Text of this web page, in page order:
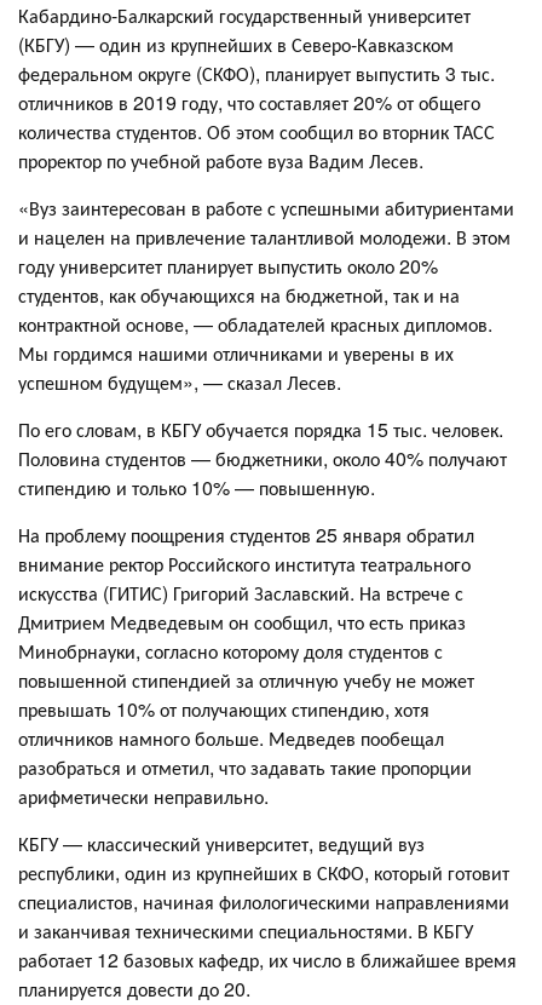
Кабардино-Балкарский государственный университет
(КБГУ) — один из крупнейших в Северо-Кавказском
федеральном округе (СКФО), планирует выпустить 3 тыс.
отличников в 2019 году, что составляет 20% от общего
количества студентов. Об этом сообщил во вторник ТАСС
проректор по учебной работе вуза Вадим Лесев.
«Вуз заинтересован в работе с успешными абитуриентами
и нацелен на привлечение талантливой молодежи. В этом
году университет планирует выпустить около 20%
студентов, как обучающихся на бюджетной, так и на
контрактной основе, — обладателей красных дипломов.
Мы гордимся нашими отличниками и уверены в их
успешном будущем», — сказал Лесев.
По его словам, в КБГУ обучается порядка 15 тыс. человек.
Половина студентов — бюджетники, около 40% получают
стипендию и только 10% — повышенную.
На проблему поощрения студентов 25 января обратил
внимание ректор Российского института театрального
искусства (ГИТИС) Григорий Заславский. На встрече с
Дмитрием Медведевым он сообщил, что есть приказ
Минобрнауки, согласно которому доля студентов с
повышенной стипендией за отличную учебу не может
превышать 10% от получающих стипендию, хотя
отличников намного больше. Медведев пообещал
разобраться и отметил, что задавать такие пропорции
арифметически неправильно.
КБГУ — классический университет, ведущий вуз
республики, один из крупнейших в СКФО, который готовит
специалистов, начиная филологическими направлениями
и заканчивая техническими специальностями. В КБГУ
работает 12 базовых кафедр, их число в ближайшее время
планируется довести до 20.